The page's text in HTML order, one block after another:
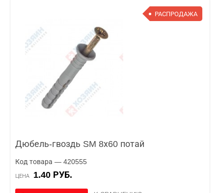
РАСПРОДАЖА
Дюбель-гвоздь SM 8х60 потай
Код товара — 420555
ЦЕНА 1.40 РУБ.